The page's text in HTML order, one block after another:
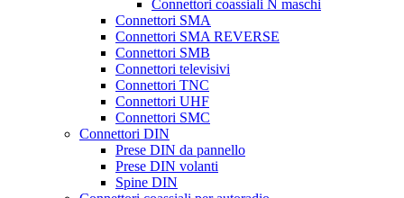
Connettori coassiali N maschi
Connettori SMA
Connettori SMA REVERSE
Connettori SMB
Connettori televisivi
Connettori TNC
Connettori UHF
Connettori SMC
Connettori DIN
Prese DIN da pannello
Prese DIN volanti
Spine DIN